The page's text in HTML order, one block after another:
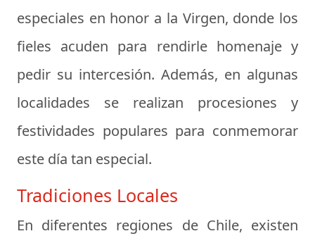
especiales en honor a la Virgen, donde los
fieles acuden para rendirle homenaje y
pedir su intercesión. Además, en algunas
localidades se realizan procesiones y
festividades populares para conmemorar
este día tan especial.
Tradiciones Locales
En diferentes regiones de Chile, existen